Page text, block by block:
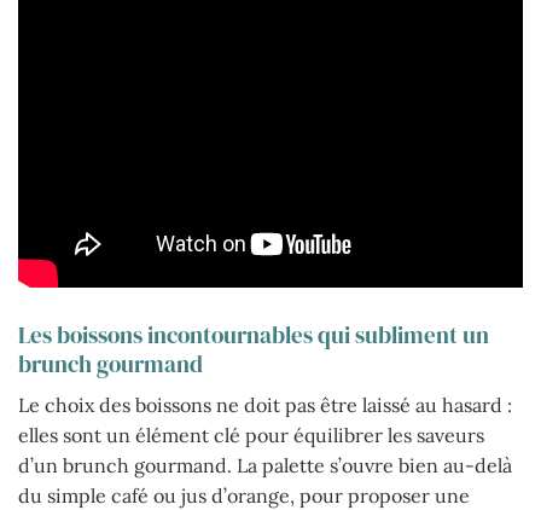
Les boissons incontournables qui subliment un
brunch gourmand
Le choix des boissons ne doit pas être laissé au hasard :
elles sont un élément clé pour équilibrer les saveurs
d’un brunch gourmand. La palette s’ouvre bien au-delà
du simple café ou jus d’orange, pour proposer une